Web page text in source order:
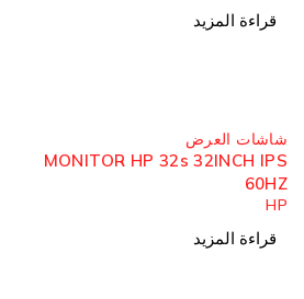
قراءة المزيد
شاشات العرض
MONITOR HP 32s 32INCH IPS
60HZ
HP
قراءة المزيد